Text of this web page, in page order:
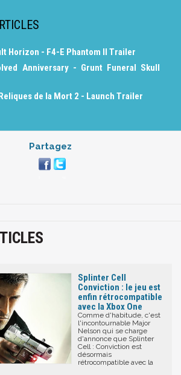
Horizon - F4-E Phantom II Trailer
Anniversary - Grunt Funeral Skull
de la Mort 2 - Launch Trailer
Partagez
Splinter Cell
Conviction : le jeu est
enfin rétrocompatible
avec la Xbox One
Comme d'habitude, c'est
l'incontournable Major
Nelson qui se charge
d'annonce que Splinter
Cell : Conviction est
désormais
rétrocompatible avec la